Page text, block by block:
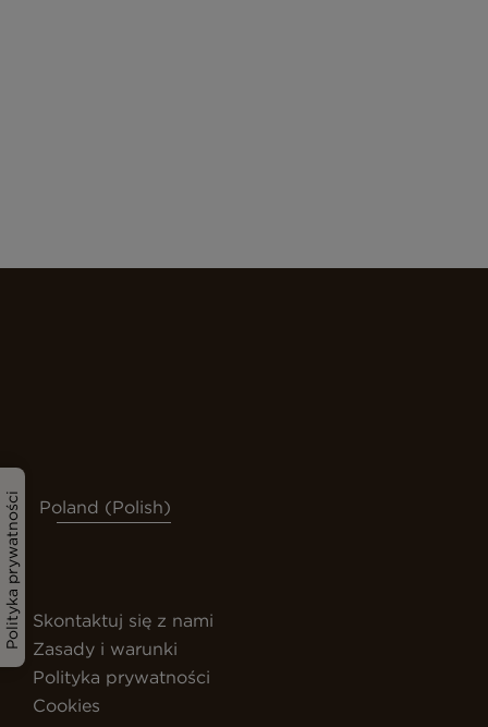
Polityka prywatności Poland (Polish)
Skontaktuj się z nami
Zasady i warunki
Polityka prywatności
Cookies